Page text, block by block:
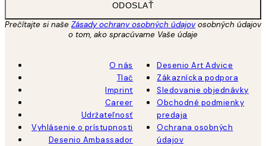
ODOSLAŤ
Prečítajte si naše Zásady ochrany osobných údajovosobných údajov
o tom, ako spracúvame Vaše údaje
O nás
Tlač
Imprint
Career
Udržateľnosť
Vyhlásenie o prístupnosti
Desenio Ambassador
Desenio Art Advice
Zákaznícka podpora
Sledovanie objednávky
Obchodné podmienky
predaja
Ochrana osobných
údajov